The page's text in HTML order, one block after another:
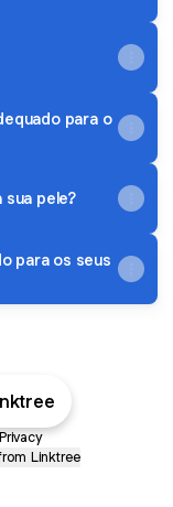
para o
para a sua pele?
para os seus
Privacy
Linktree